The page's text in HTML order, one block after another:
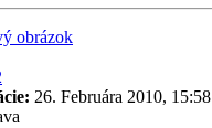
26. Februára 2010, 15:58